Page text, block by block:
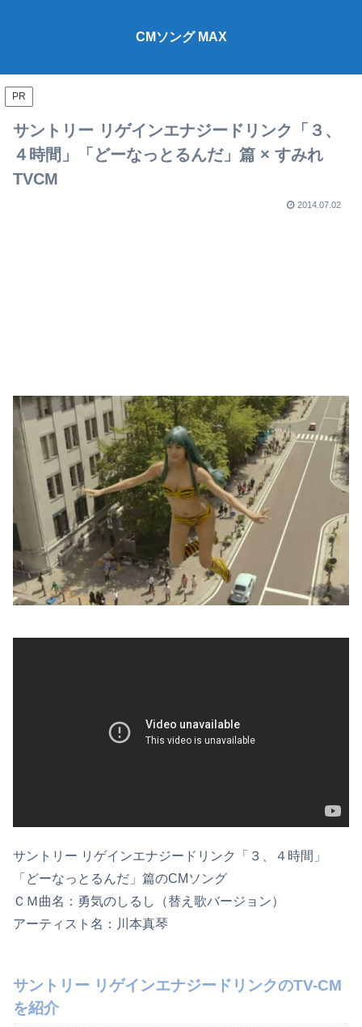
CMソング MAX
PR
サントリー リゲインエナジードリンク「３、
４時間」「どーなっとるんだ」篇 × すみれ
TVCM
2014.07.02
サントリー リゲインエナジードリンク「３、４時間」
「どーなっとるんだ」篇のCMソング
ＣＭ曲名：勇気のしるし（替え歌バージョン）
アーティスト名：川本真琴
サントリー リゲインエナジードリンクのTV-CM
を紹介